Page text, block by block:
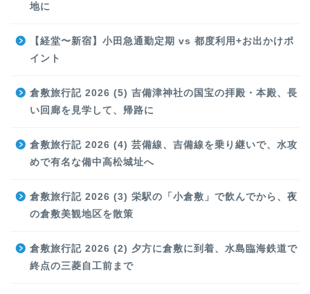
地に
【経堂〜新宿】小田急通勤定期 vs 都度利用+お出かけポ
イント
倉敷旅行記 2026 (5) 吉備津神社の国宝の拝殿・本殿、長
い回廊を見学して、帰路に
倉敷旅行記 2026 (4) 芸備線、吉備線を乗り継いで、水攻
めで有名な備中高松城址へ
倉敷旅行記 2026 (3) 栄駅の「小倉敷」で飲んでから、夜
の倉敷美観地区を散策
倉敷旅行記 2026 (2) 夕方に倉敷に到着、水島臨海鉄道で
終点の三菱自工前まで